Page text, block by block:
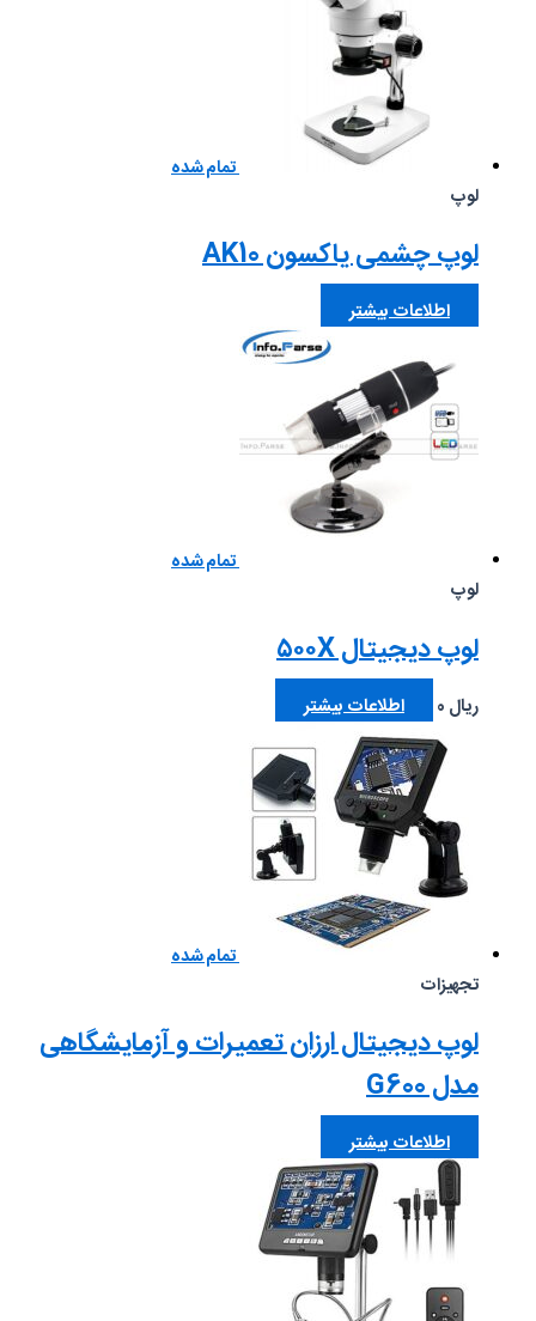
تمام شده
لوپ
لوپ چشمی یاکسون AK10
اطلاعات بیشتر
تمام شده
لوپ
لوپ دیجیتال ۵۰۰X
ریال اطلاعات بیشتر
تمام شده
تجهیزات
لوپ دیجیتال ارزان تعمیرات و آزمایشگاهی
مدل G600
اطلاعات بیشتر